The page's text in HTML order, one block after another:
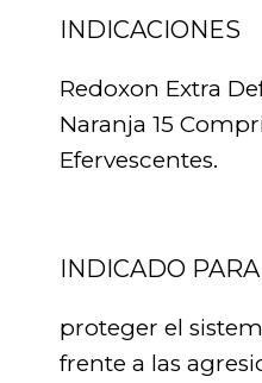
INDICACIONES
Redoxon Extra
Naranja 15
Efervescentes.
INDICADO PARA
proteger el
frente a las